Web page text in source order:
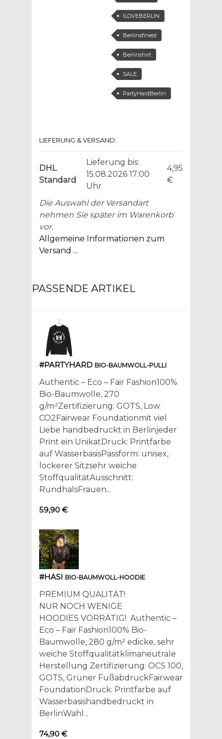
ILOVEBERLIN
Berlinsfinest
Berlinshirt
SALE
PartyHardBerlin
LIEFERUNG & VERSAND:
DHL
Standard
Lieferung bis:
15.08.2026 17:00
Uhr
4,95
€
Die Auswahl der Versandart
nehmen Sie später im Warenkorb
vor.
Allgemeine Informationen zum
Versand ...
PASSENDE ARTIKEL
#PARTYHARD BIO-BAUMWOLL-PULLI
Authentic – Eco – Fair Fashion100%
Bio-Baumwolle, 270
g/m²Zertifizierung: GOTS, Low
CO2Fairwear Foundationmit viel
Liebe handbedruckt in Berlinjeder
Print ein UnikatDruck: Printfarbe
auf WasserbasisPassform: unisex,
lockerer Sitzsehr weiche
StoffqualitätAusschnitt:
RundhalsFrauen...
59,90 €
#HASI BIO-BAUMWOLL-HOODIE
PREMIUM QUALITÄT!
NUR NOCH WENIGE
HOODIES VORRÄTIG! Authentic –
Eco – Fair Fashion100% Bio-
Baumwolle, 280 g/m² edicke, sehr
weiche Stoffqualitätklimaneutrale
Herstellung Zertifizierung: OCS 100,
GOTS, Grüner FußabdruckFairwear
FoundationDruck: Printfarbe auf
Wasserbasishandbedruckt in
BerlinWahl...
74,90 €